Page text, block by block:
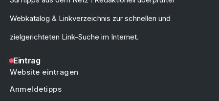
Webkatalog & Linkverzeichnis zur schnellen und
zielgerichteten Link-Suche im Internet.
Eintrag
Website eintragen
Anmeldetipps